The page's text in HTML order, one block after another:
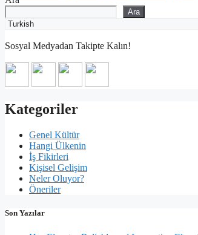
Ara
Sosyal Medyadan Takipte Kalın!
Kategoriler
Genel Kültür
Hangi Ülkenin
İş Fikirleri
Kişisel Gelişim
Neler Oluyor?
Öneriler
Son Yazılar